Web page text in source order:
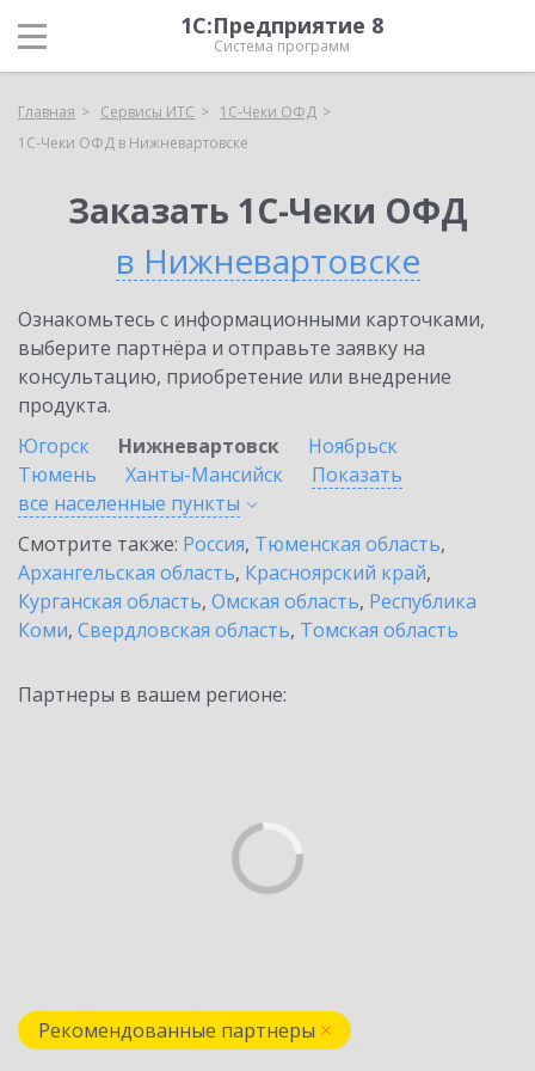
1С:Предприятие 8
Система программ
Главная Сервисы ИТС
1С-Чеки ОФД
1С-Чеки ОФД в Нижневартовске
Заказать 1С-Чеки ОФД
в Нижневартовске
Ознакомьтесь с информационными карточками,
выберите партнёра и отправьте заявку на
консультацию, приобретение или внедрение
продукта.
Югорск
Нижневартовск
Ноябрьск
Тюмень
Ханты-Мансийск
Показать
все населенные пункты
Смотрите также: Россия, Тюменская область,
Архангельская область, Красноярский край,
Курганская область, Омская область, Республика
Коми, Свердловская область, Томская область
Партнеры в вашем регионе:
Рекомендованные партнеры